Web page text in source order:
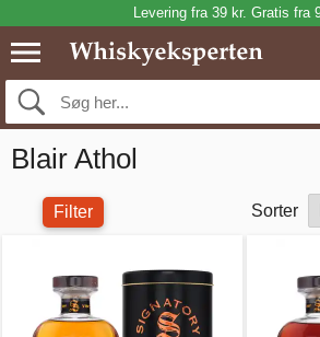
Levering fra 39 kr. Gratis fra
Blair Athol
Filter Sorter